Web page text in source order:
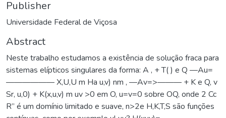
Publisher
Universidade Federal de Viçosa
Abstract
Neste trabalho estudamos a existência de solução fraca para
sistemas elípticos singulares da forma: A , + T( ) e Q —Au=
—————— X,U,U m Ha u,v) nm , —Av=>——— + K e Q, v
Sr, u,0) + K(x,u,v) m uv >0 em O, u=v=0 sobre OQ, onde 2 Cc
R” é um domínio limitado e suave, n>2e H,K,T,S são funções